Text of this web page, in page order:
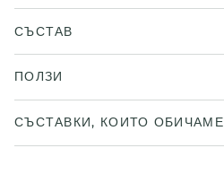
СЪСТАВ
ПОЛЗИ
СЪСТАВКИ, КОИТО ОБИЧАМЕ